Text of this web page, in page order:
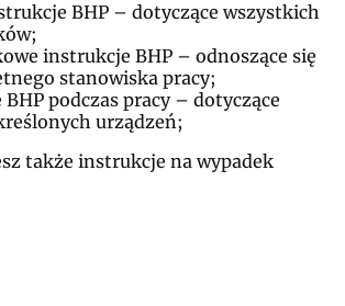
BHP – dotyczące wszystkich
instrukcje BHP – odnoszące się
stanowiska pracy;
podczas pracy – dotyczące
urządzeń;
także instrukcje na wypadek